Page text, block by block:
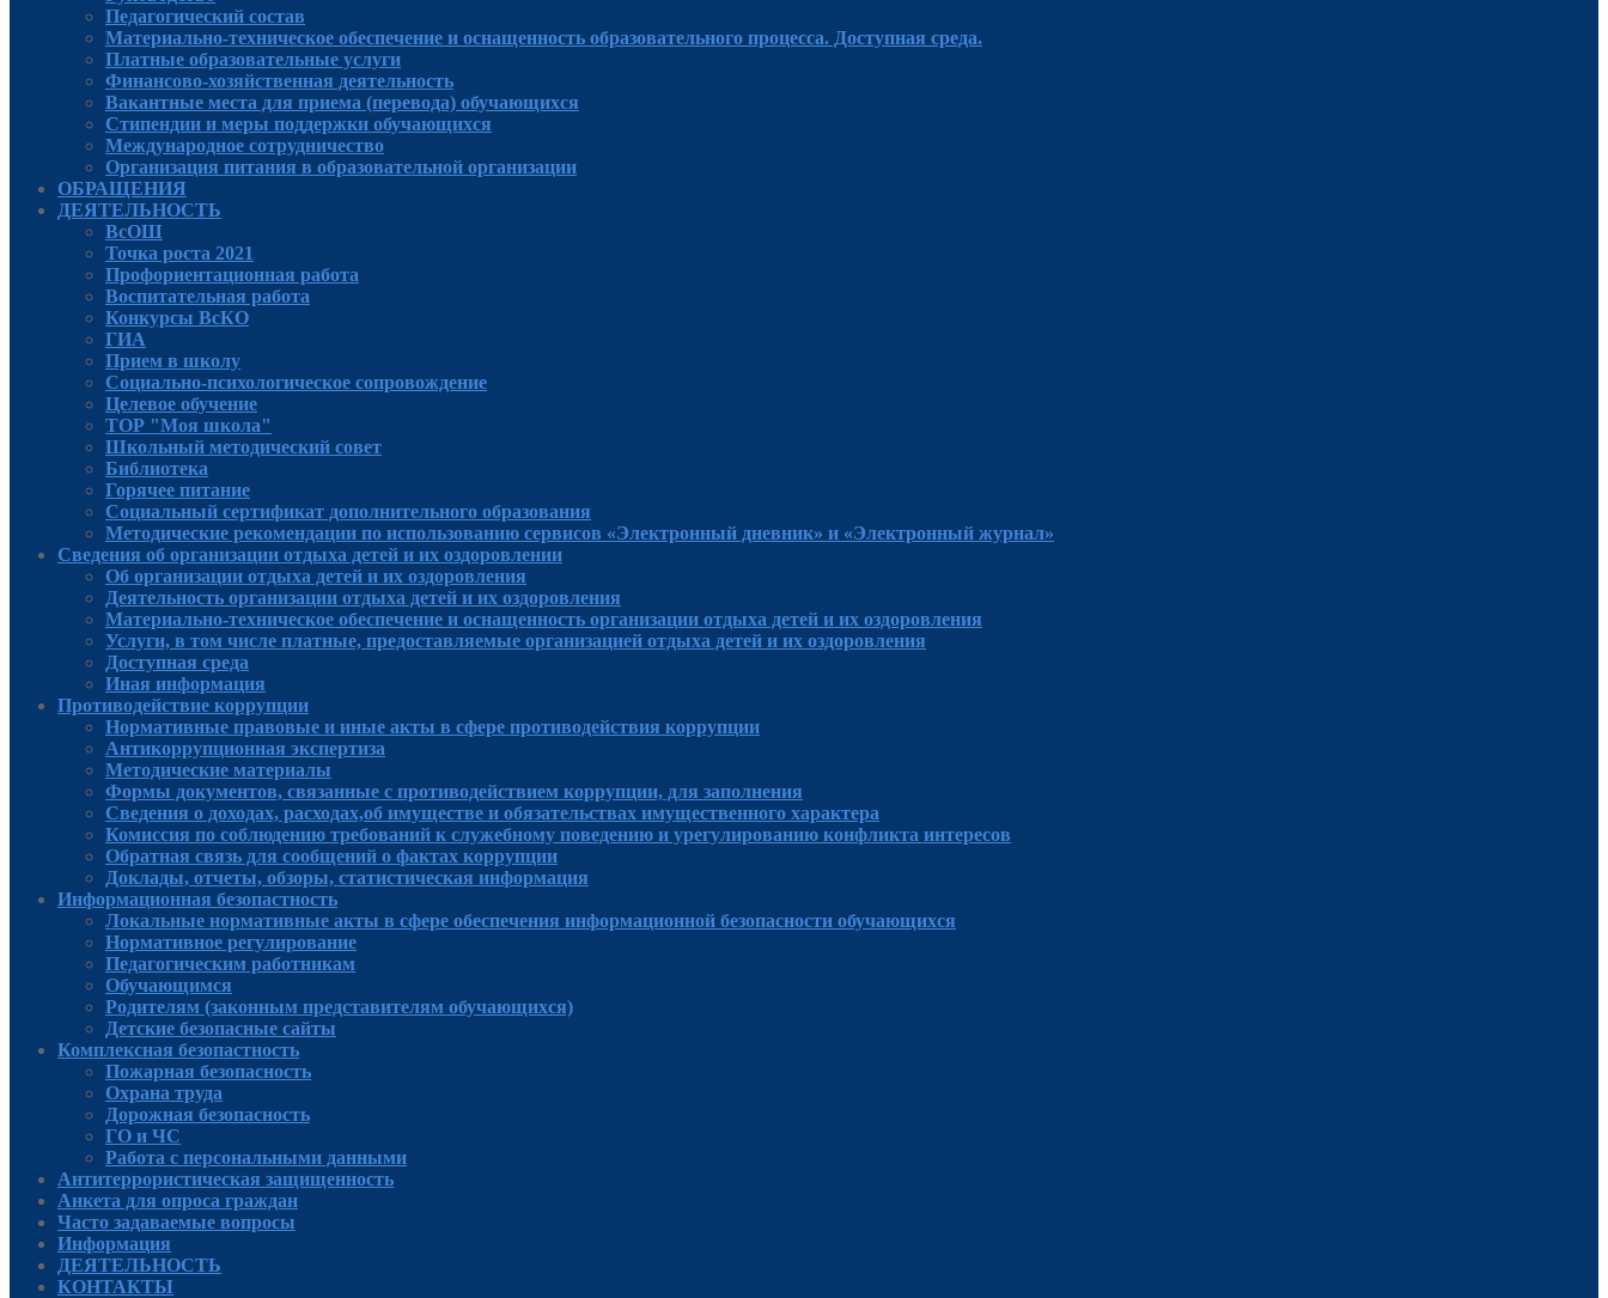
Педагогический состав
Материально-техническое обеспечение и оснащенность образовательного процесса. Доступная среда.
Платные образовательные услуги
Финансово-хозяйственная деятельность
Вакантные места для приема (перевода) обучающихся
Стипендии и меры поддержки обучающихся
Международное сотрудничество
Организация питания в образовательной организации
ОБРАЩЕНИЯ
ДЕЯТЕЛЬНОСТЬ
ВсОШ
Точка роста 2021
Профориентационная работа
Воспитательная работа
Конкурсы ВсКО
ГИА
Прием в школу
Социально-психологическое сопровождение
Целевое обучение
ТОР "Моя школа"
Школьный методический совет
Библиотека
Горячее питание
Социальный сертификат дополнительного образования
Методические рекомендации по использованию сервисов «Электронный дневник» и «Электронный журнал»
Сведения об организации отдыха детей и их оздоровлении
Об организации отдыха детей и их оздоровления
Деятельность организации отдыха детей и их оздоровления
Материально-техническое обеспечение и оснащенность организации отдыха детей и их оздоровления
Услуги, в том числе платные, предоставляемые организацией отдыха детей и их оздоровления
Доступная среда
Иная информация
Противодействие коррупции
Нормативные правовые и иные акты в сфере противодействия коррупции
Антикоррупционная экспертиза
Методические материалы
Формы документов, связанные с противодействием коррупции, для заполнения
Сведения о доходах, расходах,об имуществе и обязательствах имущественного характера
Комиссия по соблюдению требований к служебному поведению и урегулированию конфликта интересов
Обратная связь для сообщений о фактах коррупции
Доклады, отчеты, обзоры, статистическая информация
Информационная безопастность
Локальные нормативные акты в сфере обеспечения информационной безопасности обучающихся
Нормативное регулирование
Педагогическим работникам
Обучающимся
Родителям (законным представителям обучающихся)
Детские безопасные сайты
Комплексная безопастность
Пожарная безопасность
Охрана труда
Дорожная безопасность
ГО и ЧС
Работа с персональными данными
Антитеррористическая защищенность
Анкета для опроса граждан
Часто задаваемые вопросы
Информация
ДЕЯТЕЛЬНОСТЬ
КОНТАКТЫ